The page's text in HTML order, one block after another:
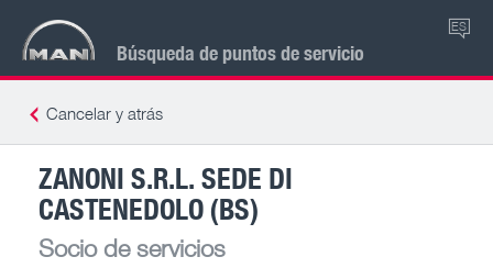
Búsqueda de puntos de servicio
ES
Cancelar y atrás
ZANONI S.R.L. SEDE DI
CASTENEDOLO (BS)
Socio de servicios